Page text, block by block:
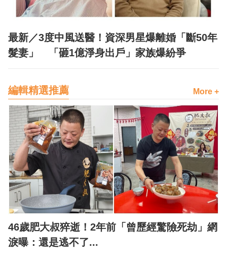
最新／3度中風送醫！資深男星爆離婚「斷50年
髮妻」 「砸1億淨身出戶」家族爆紛爭
編輯精選推薦 More +
46歲肥大叔猝逝！2年前「曾歷經驚險死劫」網
淚曝：還是逃不了...